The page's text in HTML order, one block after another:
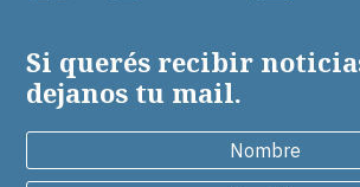
facebook
icon
instagram
icon2
Si querés recibir
dejanos tu mail.